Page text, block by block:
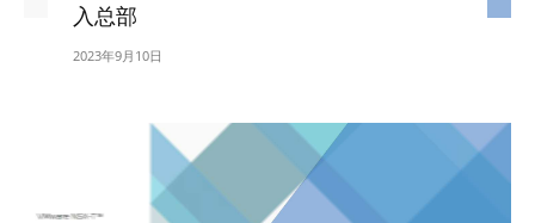
入总部
2023年9月10日